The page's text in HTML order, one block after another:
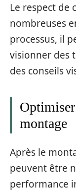
Le respect de
nombreuses
processus, il
visionner des
des conseils
montage
Après le
peuvent être
performance